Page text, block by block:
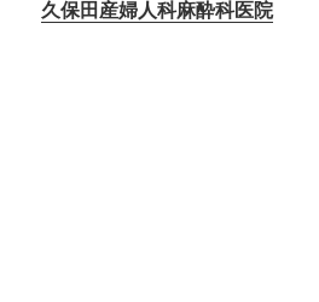
久保田産婦人科麻酔科医院